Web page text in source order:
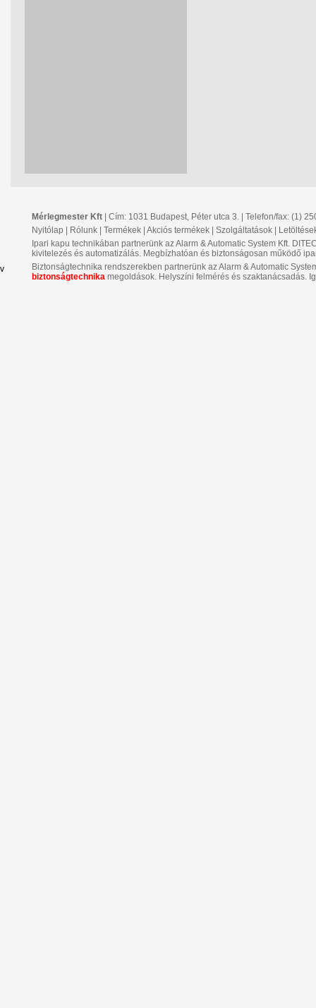
Mérlegmester Kft | Cím: 1031 Budapest, Péter utca 3. | Telefon/fax: (1)
Nyitólap
Rólunk Termékek Akciós termékek Szolgáltatások
Ipari kapu technikában partnerünk az Alarm & Automatic System Kft.
kivitelezés és automatizálás. Megbízhatóan és biztonságosan működő
Biztonságtechnika rendszerekben partnerünk az Alarm & Automatic
biztonságtechnika megoldások. Helyszíni felmérés és szaktanácsadás.
v